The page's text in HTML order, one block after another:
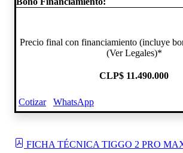
Precio final con financiamiento (incluye
(Ver Legales)*
CLP$ 11.490.000
Cotizar WhatsApp
FICHA TÉCNICA TIGGO 2 PRO